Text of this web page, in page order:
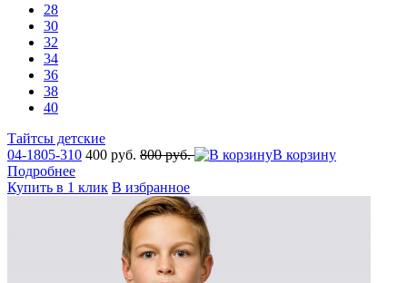
28
30
32
34
36
38
40
Тайтсы детские
04-1805-310 400 руб. 800 руб.
В корзину
Подробнее
Купить в 1 клик В избранное